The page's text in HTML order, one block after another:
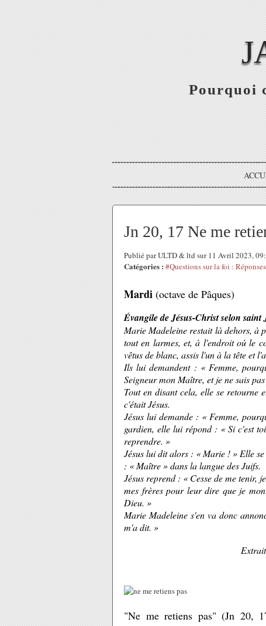
Pourquoi
Jn 20, 17 Ne me
Publié par ULTD & ltd sur 11 Avril 2023,
Catégories : #Questions sur la foi :
Mardi (octave de Pâques)
Évangile de Jésus-Christ selon saint
Marie Madeleine restait là dehors, à
tout en larmes, et, à l'endroit où le
vêtus de blanc, assis l'un à la tête et
Ils lui demandent : « Femme,
Seigneur mon Maître, et je ne sais
Tout en disant cela, elle se retourne
c'était Jésus.
Jésus lui demande : « Femme,
gardien, elle lui répond : « Si c'est
reprendre. »
Jésus lui dit alors : « Marie ! » Elle
: « Maître » dans la langue des Juifs.
Jésus reprend : « Cesse de me tenir,
mes frères pour leur dire que je
Dieu. »
Marie Madeleine s'en va donc
m'a dit. »
"Ne me retiens pas" (Jn 20,